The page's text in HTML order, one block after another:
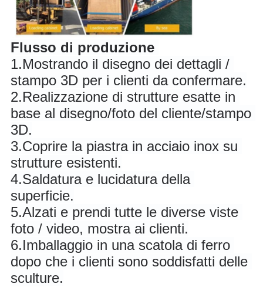
Flusso di produzione
1.Mostrando il disegno dei dettagli /
stampo 3D per i clienti da confermare.
2.Realizzazione di strutture esatte in
base al disegno/foto del cliente/stampo
3D.
3.Coprire la piastra in acciaio inox su
strutture esistenti.
4.Saldatura e lucidatura della
superficie.
5.Alzati e prendi tutte le diverse viste
foto / video, mostra ai clienti.
6.Imballaggio in una scatola di ferro
dopo che i clienti sono soddisfatti delle
sculture.